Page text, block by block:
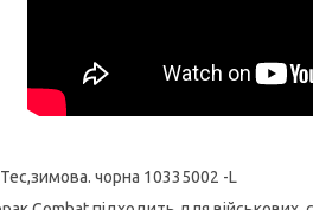
чорна 10335002 -L